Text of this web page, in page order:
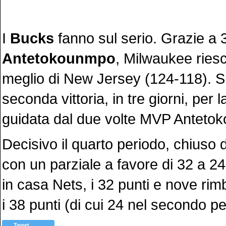
I Bucks fanno sul serio. Grazie a
Antetokounmpo, Milwaukee
meglio di New Jersey (124-118).
seconda vittoria, in tre giorni, per
guidata dal due volte MVP
Decisivo il quarto periodo, chiuso
con un parziale a favore di 32 a
in casa Nets, i 32 punti e nove
i 38 punti (di cui 24 nel secondo